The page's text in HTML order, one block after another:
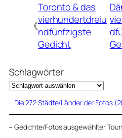
《
Toronto & das
vierhundertdreiu
ndfünfzigste
Gedicht
Schlagwörter
– Die 272 Städte/Länder der Fotos
– Gedichte/Fotos ausgewählter